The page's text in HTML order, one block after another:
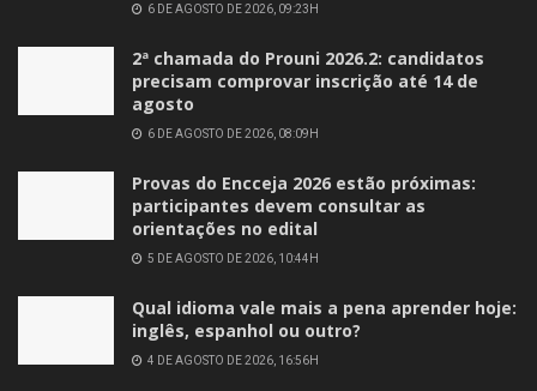
6 DE AGOSTO DE 2026, 09:23H
2ª chamada do Prouni 2026.2: candidatos
precisam comprovar inscrição até 14 de
agosto
6 DE AGOSTO DE 2026, 08:09H
Provas do Encceja 2026 estão próximas:
participantes devem consultar as
orientações no edital
5 DE AGOSTO DE 2026, 10:44H
Qual idioma vale mais a pena aprender hoje:
inglês, espanhol ou outro?
4 DE AGOSTO DE 2026, 16:56H